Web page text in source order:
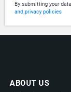
By submitting your
and privacy policies
ABOUT US